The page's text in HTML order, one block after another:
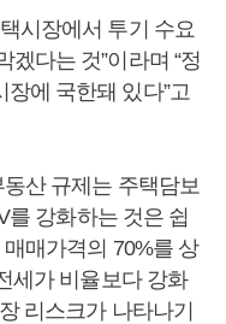
시장에서 투기 수요
다는 것”이라며 “정
에 국한돼 있다”고
산 규제는 주택담보
를 강화하는 것은 쉽
매가격의 70%를 상
세가 비율보다 강화
리스크가 나타나기